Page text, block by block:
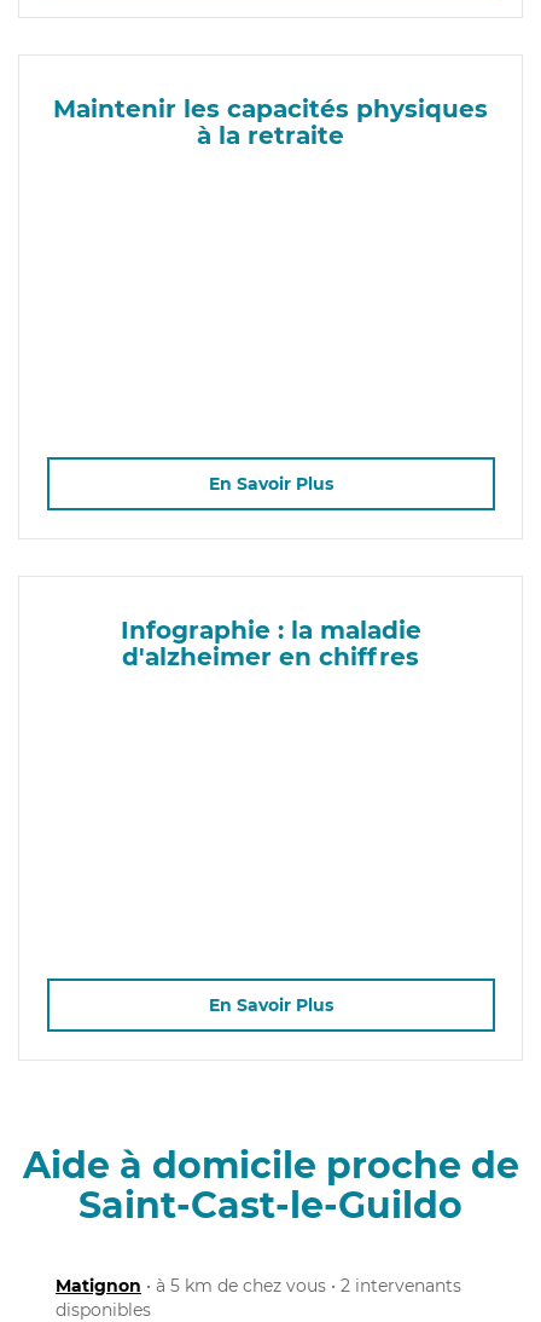
Maintenir les capacités physiques
à la retraite
En Savoir Plus
Infographie : la maladie
d'alzheimer en chiffres
En Savoir Plus
Aide à domicile proche de
Saint-Cast-le-Guildo
Matignon • à 5 km de chez vous • 2 intervenants
disponibles